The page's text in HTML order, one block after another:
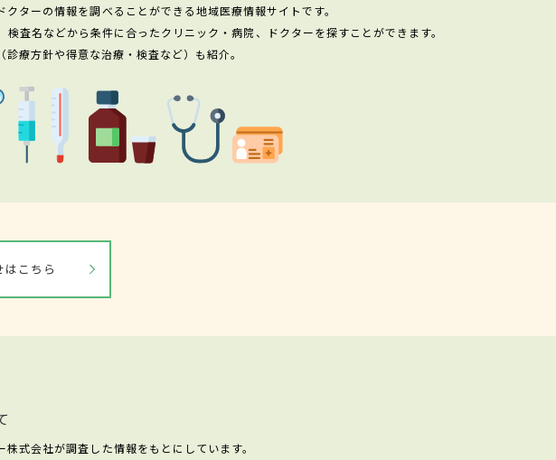
ターの情報を調べることができる地域医療情報サイトです。
査名などから条件に合ったクリニック・病院、ドクターを探すことができます。
療方針や得意な治療・検査など）も紹介。
はこちら
式会社が調査した情報をもとにしています。